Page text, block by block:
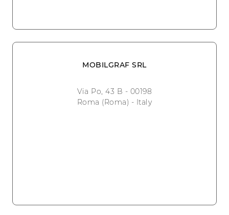
MOBILGRAF SRL
Via Po, 43 B - 00198
Roma (Roma) - Italy